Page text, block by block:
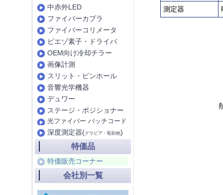
測定器
中赤外LED
ファイバーカプラ
ファイバーコリメータ
ピエゾ素子・ドライバ
OEM向け冷却チラー
画像計測
スリット・ピンホール
音響光学機器
デュワー
ステージ・ポジショナー
光ファイバー パッチコード
深度測定器(グラビア・彫刻他)
特価品
特価販売コーナー
会社別一覧